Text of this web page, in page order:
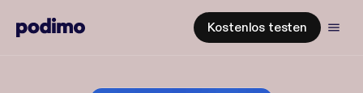
Kostenlos testen